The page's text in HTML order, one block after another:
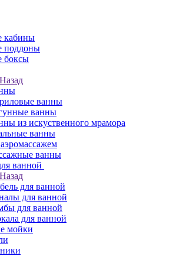
кабины
поддоны
боксы
Назад
ванны
ванны
из искуственного мрамора
ванны
ванны
ванной
Назад
для ванной
для ванной
для ванной
для ванной
мойки